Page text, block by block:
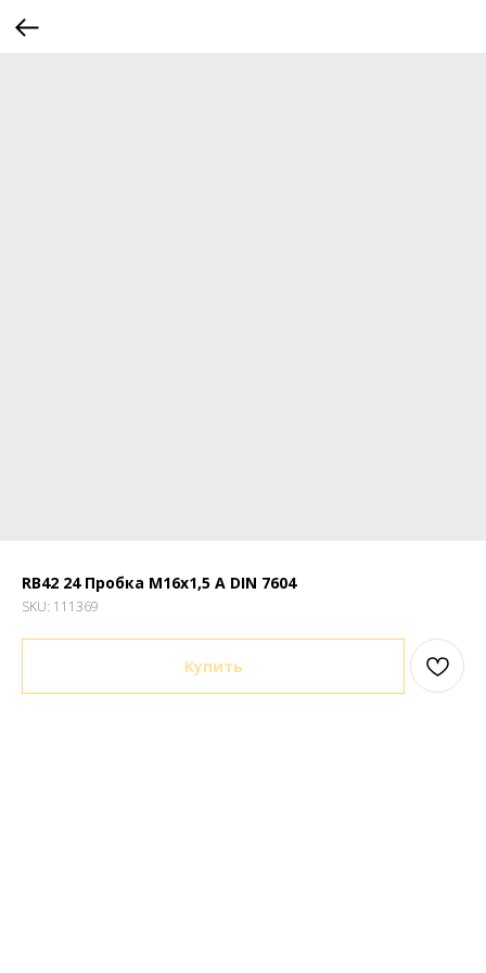
RB42 24 Пробка М16х1,5 A DIN 7604
SKU: 111369
Купить